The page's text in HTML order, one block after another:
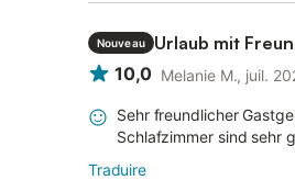
Nouveau
Urlaub mit
10,0 Melanie M., juil.
Sehr freundlicher
Schlafzimmer sind sehr
Traduire